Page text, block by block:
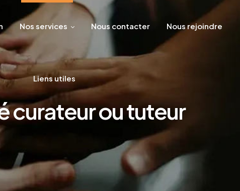
Nos services Nous contacter Nous rejoindre
Liens utiles
curateur ou tuteur